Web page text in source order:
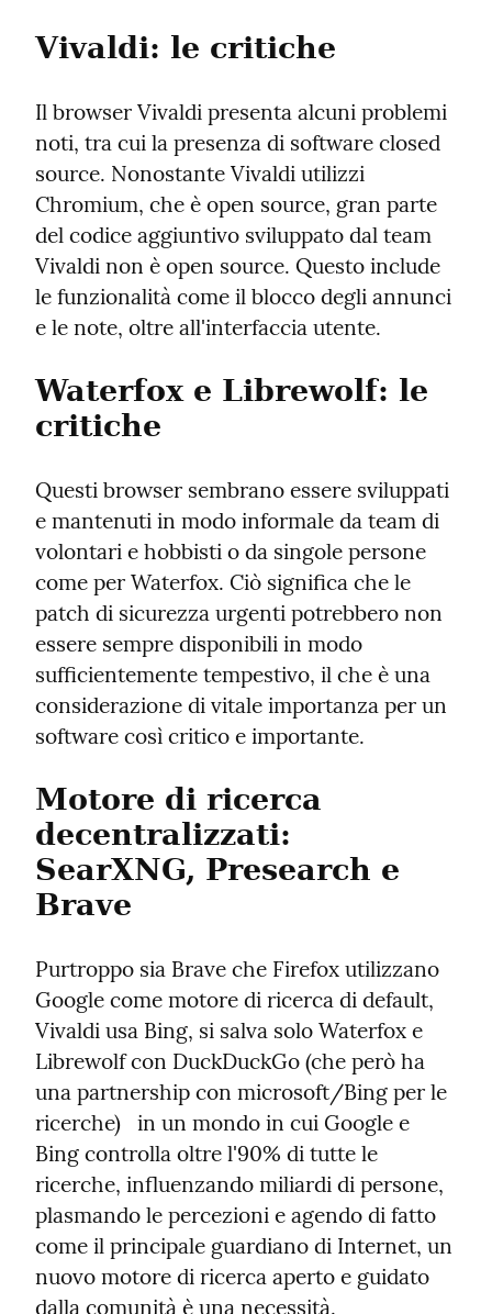
Vivaldi: le critiche
Il browser Vivaldi presenta alcuni problemi
noti, tra cui la presenza di software closed
source. Nonostante Vivaldi utilizzi
Chromium, che è open source, gran parte
del codice aggiuntivo sviluppato dal team
Vivaldi non è open source. Questo include
le funzionalità come il blocco degli annunci
e le note, oltre all'interfaccia utente.
Waterfox e Librewolf: le
critiche
Questi browser sembrano essere sviluppati
e mantenuti in modo informale da team di
volontari e hobbisti o da singole persone
come per Waterfox. Ciò significa che le
patch di sicurezza urgenti potrebbero non
essere sempre disponibili in modo
sufficientemente tempestivo, il che è una
considerazione di vitale importanza per un
software così critico e importante.
Motore di ricerca
decentralizzati:
SearXNG, Presearch e
Brave
Purtroppo sia Brave che Firefox utilizzano
Google come motore di ricerca di default,
Vivaldi usa Bing, si salva solo Waterfox e
Librewolf con DuckDuckGo (che però ha
una partnership con microsoft/Bing per le
ricerche)   in un mondo in cui Google e
Bing controlla oltre l'90% di tutte le
ricerche, influenzando miliardi di persone,
plasmando le percezioni e agendo di fatto
come il principale guardiano di Internet, un
nuovo motore di ricerca aperto e guidato
dalla comunità è una necessità.